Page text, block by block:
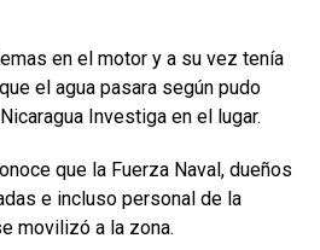
en el motor y a su vez tenía
el agua pasara según pudo
Investiga en el lugar.
que la Fuerza Naval, dueños
e incluso personal de la
movilizó a la zona.